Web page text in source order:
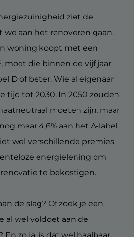
ziet de
we aan het renoveren gaan.
woning koopt met een
moet die binnen de vijf jaar
D of beter. Wie al eigenaar
tijd tot 2030. In 2050 zouden
moeten zijn, maar
maar 4,6% aan het A-label.
wel verschillende premies,
energielening om
te bekostigen.
de slag? Of zoek je een
al wel voldoet aan de
zo ja, is dat wel haalbaar